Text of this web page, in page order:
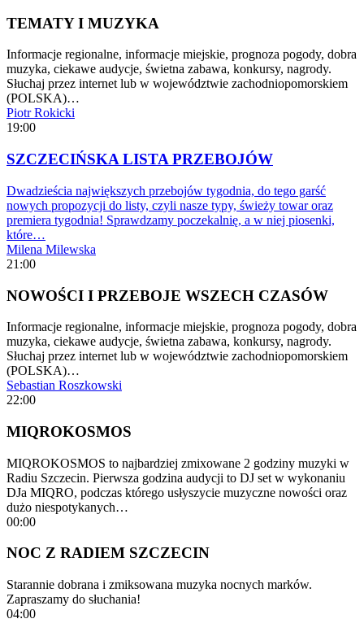
TEMATY I MUZYKA
Informacje regionalne, informacje miejskie, prognoza pogody, dobra
muzyka, ciekawe audycje, świetna zabawa, konkursy, nagrody.
Słuchaj przez internet lub w województwie zachodniopomorskiem
(POLSKA)…
Piotr Rokicki
19:00
SZCZECIŃSKA LISTA PRZEBOJÓW
Dwadzieścia największych przebojów tygodnia, do tego garść
nowych propozycji do listy, czyli nasze typy, świeży towar oraz
premiera tygodnia! Sprawdzamy poczekalnię, a w niej piosenki,
które…
Milena Milewska
21:00
NOWOŚCI I PRZEBOJE WSZECH CZASÓW
Informacje regionalne, informacje miejskie, prognoza pogody, dobra
muzyka, ciekawe audycje, świetna zabawa, konkursy, nagrody.
Słuchaj przez internet lub w województwie zachodniopomorskiem
(POLSKA)…
Sebastian Roszkowski
22:00
MIQROKOSMOS
MIQROKOSMOS to najbardziej zmixowane 2 godziny muzyki w
Radiu Szczecin. Pierwsza godzina audycji to DJ set w wykonaniu
DJa MIQRO, podczas którego usłyszycie muzyczne nowości oraz
dużo niespotykanych…
00:00
NOC Z RADIEM SZCZECIN
Starannie dobrana i zmiksowana muzyka nocnych marków.
Zapraszamy do słuchania!
04:00